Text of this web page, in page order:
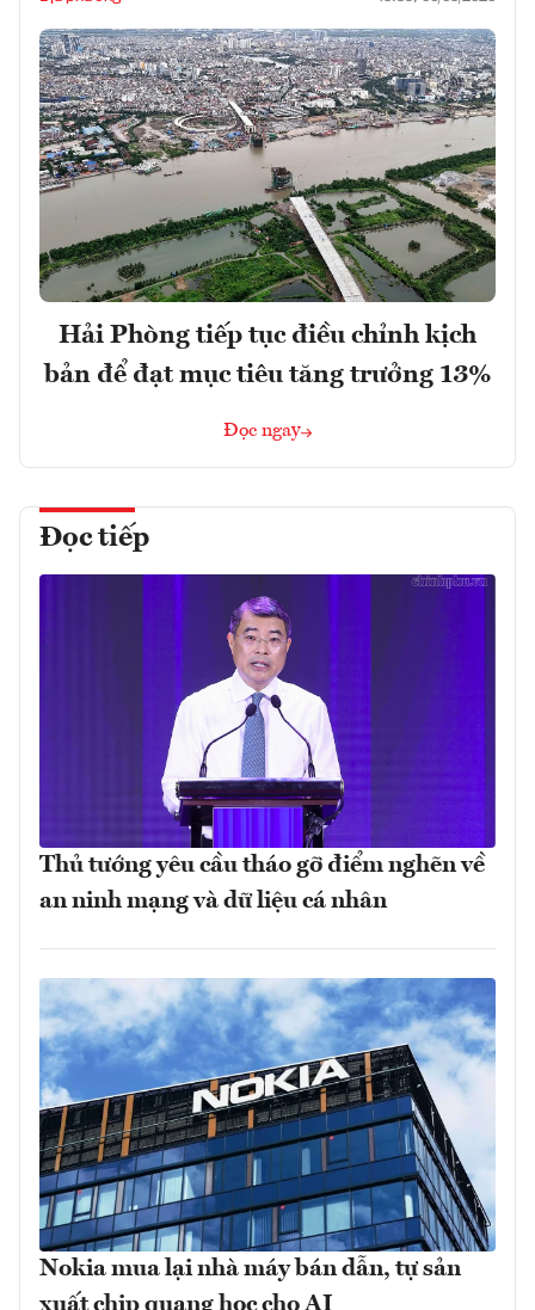
Hải Phòng tiếp tục điều chỉnh kịch
bản để đạt mục tiêu tăng trưởng 13%
Đọc ngay
Đọc tiếp
Thủ tướng yêu cầu tháo gỡ điểm nghẽn về
an ninh mạng và dữ liệu cá nhân
Nokia mua lại nhà máy bán dẫn, tự sản